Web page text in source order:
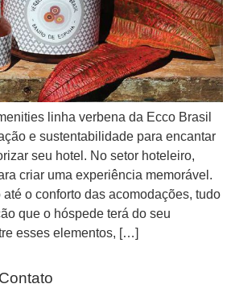
linha verbena da Ecco Brasil
e sustentabilidade para encantar
seu hotel. No setor hoteleiro,
criar uma experiência memorável.
o conforto das acomodações, tudo
que o hóspede terá do seu
esses elementos, […]